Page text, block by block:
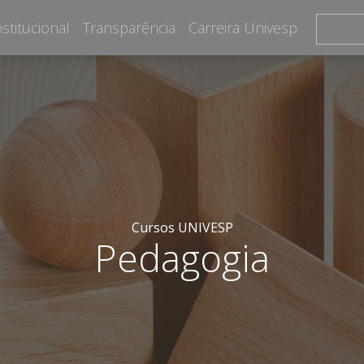
Transparência Carreira Univesp
Cursos UNIVESP
Pedagogia